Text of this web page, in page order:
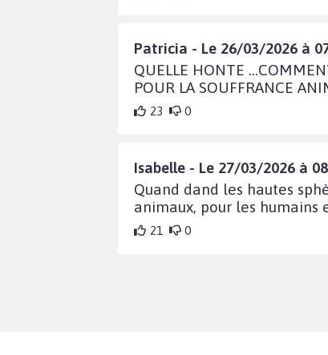
Patricia - Le 26/03/2026 à
QUELLE HONTE
POUR LA SOUFFRANCE
23 0
Isabelle - Le 27/03/2026 à
Quand dand les hautes
animaux, pour les humains
21 0